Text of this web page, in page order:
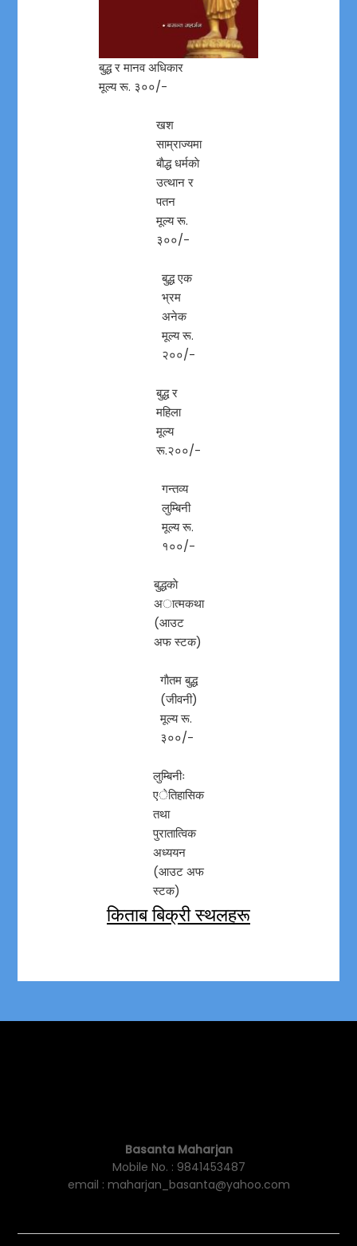
बुद्ध र मानव अधिकार
मूल्य रू. ३००/-
खश
साम्राज्यमा
बाैद्ध धर्मकाे
उत्थान र
पतन
मूल्य रू.
३००/-
बुद्ध एक
भ्रम
अनेक
मूल्य रू.
२००/-
बुद्ध र
महिला
मूल्य
रू.२००/-
गन्तव्य
लुम्बिनी
मूल्य रू.
१००/-
बुद्धकाे
अात्मकथा
(आउट
अफ स्टक)
गाैतम बुद्ध
(जीवनी)
मूल्य रू.
३००/-
लुम्बिनीः
एेतिहासिक
तथा
पुरातात्विक
अध्ययन
(आउट अफ
स्टक)
किताब बिक्री स्थलहरू
Basanta Maharjan
Mobile No. : 9841453487
email : maharjan_basanta@yahoo.com